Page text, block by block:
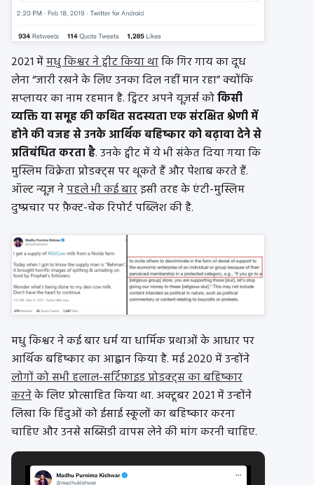
2021 मेंमधु किश्वर ने ट्वीट किया थाकि गिर गाय का दूध
लेना “जारी रखने के लिए उनका दिल नहीं मान रहा” क्योंकि
सप्लायर का नाम रहमान है. ट्विटर अपने यूज़र्स कोकिसी
व्यक्ति या समूह की कथित सदस्यता एक संरक्षित श्रेणी में
होने की वजह से उनके आर्थिक बहिष्कार को बढ़ावा देने से
प्रतिबंधित करता है. उनके ट्वीट में ये भी संकेत दिया गया कि
मुस्लिम विक्रेता प्रोडक्ट्स पर थूकते हैं और पेशाब करते हैं.
ऑल्ट न्यूज़ नेपहले भी कई बारइसी तरह के एंटी-मुस्लिम
दुष्प्रचार पर फ़ैक्ट-चेक रिपोर्ट पब्लिश की है.
मधु किश्वर ने कई बार धर्म या धार्मिक प्रथाओं के आधार पर
आर्थिक बहिष्कार का आह्वान किया है. मई 2020 में उन्होंने
लोगों को सभी हलाल-सर्टिफ़ाइड प्रोडक्ट्स का बहिष्कार
करनेके लिए प्रोत्साहित किया था. अक्टूबर 2021 में उन्होंने
लिखा कि हिंदुओं को ईसाई स्कूलों का बहिष्कार करना
चाहिए और उनसे सब्सिडी वापस लेने की मांग करनी चाहिए.